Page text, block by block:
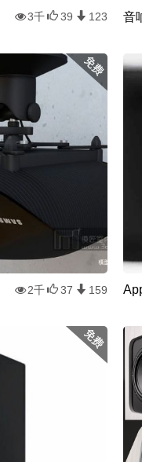
3千 39 123 音
2千 37 159